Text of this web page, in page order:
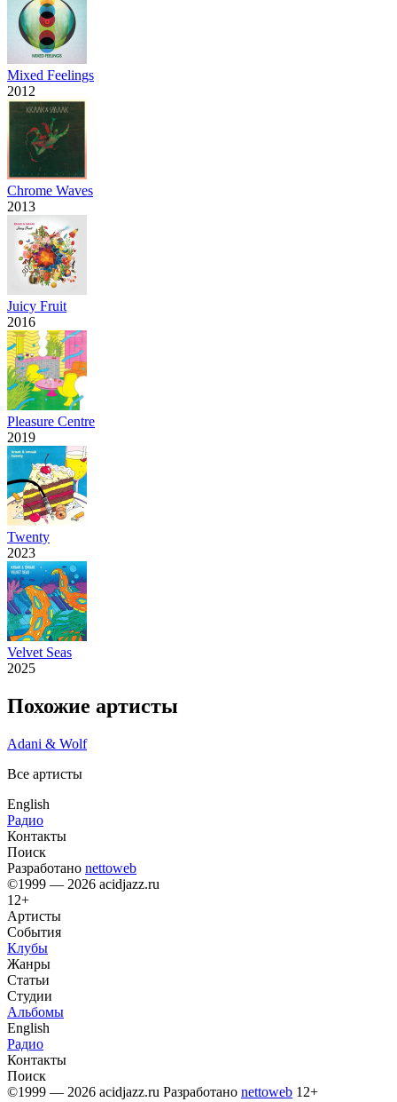
Mixed Feelings
2012
Chrome Waves
2013
Juicy Fruit
2016
Pleasure Centre
2019
Twenty
2023
Velvet Seas
2025
Похожие артисты
Adani & Wolf
Все артисты
English
Радио
Контакты
Поиск
Разработано nettoweb
©1999 — 2026 acidjazz.ru
12+
Артисты
События
Клубы
Жанры
Статьи
Студии
Альбомы
English
Радио
Контакты
Поиск
©1999 — 2026 acidjazz.ru Разработано nettoweb 12+